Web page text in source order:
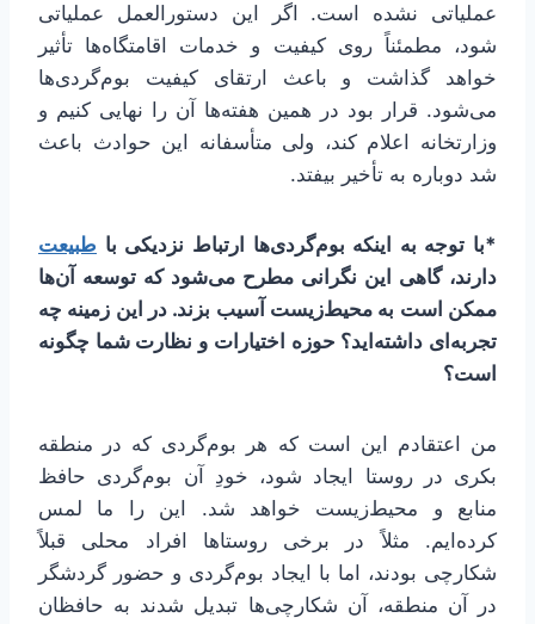
عملیاتی نشده است. اگر این دستورالعمل عملیاتی
شود، مطمئناً روی کیفیت و خدمات اقامتگاه‌ها تأثیر
خواهد گذاشت و باعث ارتقای کیفیت بوم‌گردی‌ها
می‌شود. قرار بود در همین هفته‌ها آن را نهایی کنیم و
وزارتخانه اعلام کند، ولی متأسفانه این حوادث باعث
شد دوباره به تأخیر بیفتد.
*با توجه به اینکه بوم‌گردی‌ها ارتباط نزدیکی با طبیعت
دارند، گاهی این نگرانی مطرح می‌شود که توسعه آن‌ها
ممکن است به محیط‌زیست آسیب بزند. در این زمینه چه
تجربه‌ای داشته‌اید؟ حوزه اختیارات و نظارت شما چگونه
است؟
من اعتقادم این است که هر بوم‌گردی که در منطقه
بکری در روستا ایجاد شود، خودِ آن بوم‌گردی حافظ
منابع و محیط‌زیست خواهد شد. این را ما لمس
کرده‌ایم. مثلاً در برخی روستاها افراد محلی قبلاً
شکارچی بودند، اما با ایجاد بوم‌گردی و حضور گردشگر
در آن منطقه، آن شکارچی‌ها تبدیل شدند به حافظان